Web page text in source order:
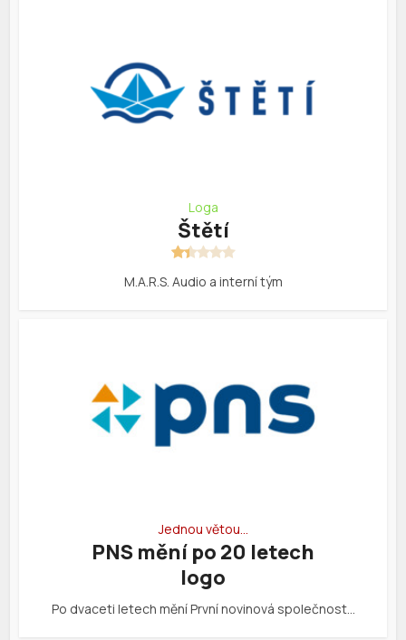
Loga
Štětí
M.A.R.S. Audio a interní tým
Jednou větou…
PNS mění po 20 letech
logo
Po dvaceti letech mění První novinová společnost…